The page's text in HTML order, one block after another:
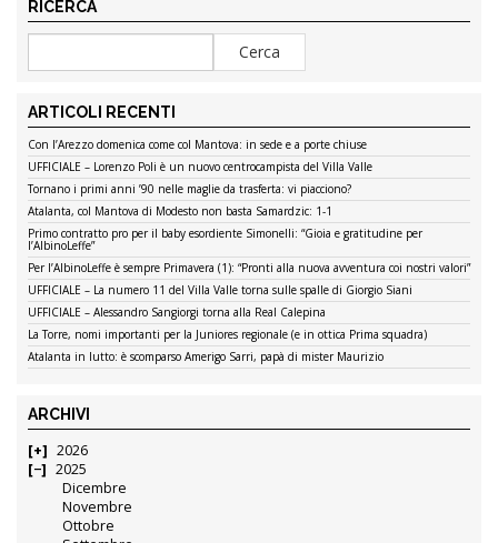
RICERCA
ARTICOLI RECENTI
Con l’Arezzo domenica come col Mantova: in sede e a porte chiuse
UFFICIALE – Lorenzo Poli è un nuovo centrocampista del Villa Valle
Tornano i primi anni ’90 nelle maglie da trasferta: vi piacciono?
Atalanta, col Mantova di Modesto non basta Samardzic: 1-1
Primo contratto pro per il baby esordiente Simonelli: “Gioia e gratitudine per
l’AlbinoLeffe”
Per l’AlbinoLeffe è sempre Primavera (1): “Pronti alla nuova avventura coi nostri valori”
UFFICIALE – La numero 11 del Villa Valle torna sulle spalle di Giorgio Siani
UFFICIALE – Alessandro Sangiorgi torna alla Real Calepina
La Torre, nomi importanti per la Juniores regionale (e in ottica Prima squadra)
Atalanta in lutto: è scomparso Amerigo Sarri, papà di mister Maurizio
ARCHIVI
2026
2025
Dicembre
Novembre
Ottobre